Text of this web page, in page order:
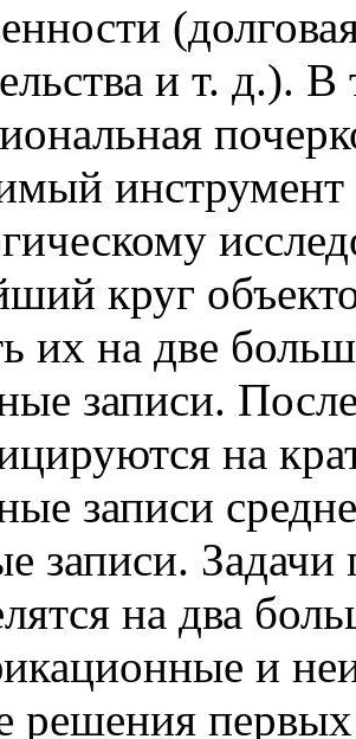
и т. д.). В
круг
их на две
записи.
на
записи
записи. Задачи
на два
и
решения первых